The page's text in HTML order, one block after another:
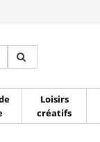
Loisirs
créatifs